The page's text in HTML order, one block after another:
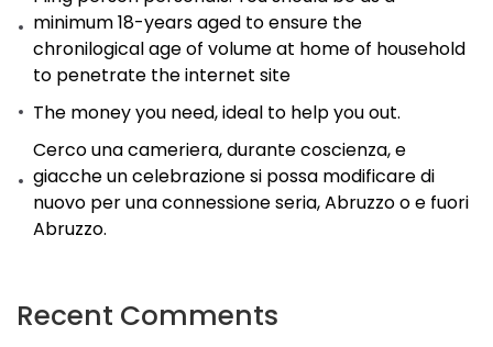
minimum 18-years aged to ensure the
chronilogical age of volume at home of household
to penetrate the internet site
The money you need, ideal to help you out.
Cerco una cameriera, durante coscienza, e
giacche un celebrazione si possa modificare di
nuovo per una connessione seria, Abruzzo o e fuori
Abruzzo.
Recent Comments